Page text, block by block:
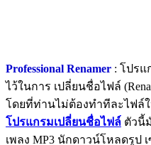
Professional Renamer : โปร
ไว้ในการ เปลี่ยนชื่อไฟล์
โดยที่ท่านไม่ต้องทำทีละไฟล์
โปรแกรมเปลี่ยนชื่อไฟล์ ตัวนี้
เพลง MP3 นักดาวน์โหลดรูป